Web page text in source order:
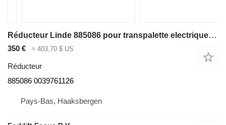
Réducteur Linde 885086 pour transpalette electrique Linde T20R
350 € ≈ 403,70 $ US
Réducteur
885086 0039761126
Pays-Bas, Haaksbergen